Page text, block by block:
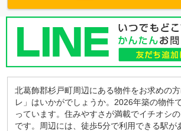
北葛飾郡杉戸町周辺にある物件をお求めの
レ」はいかがでしょうか。2026年築の物件
っています。住みやすさが満載でイチオシ
です。周辺には、徒歩5分で利用できる駅が